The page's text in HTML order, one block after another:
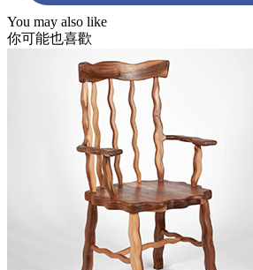
You may also like
你可能也喜歡